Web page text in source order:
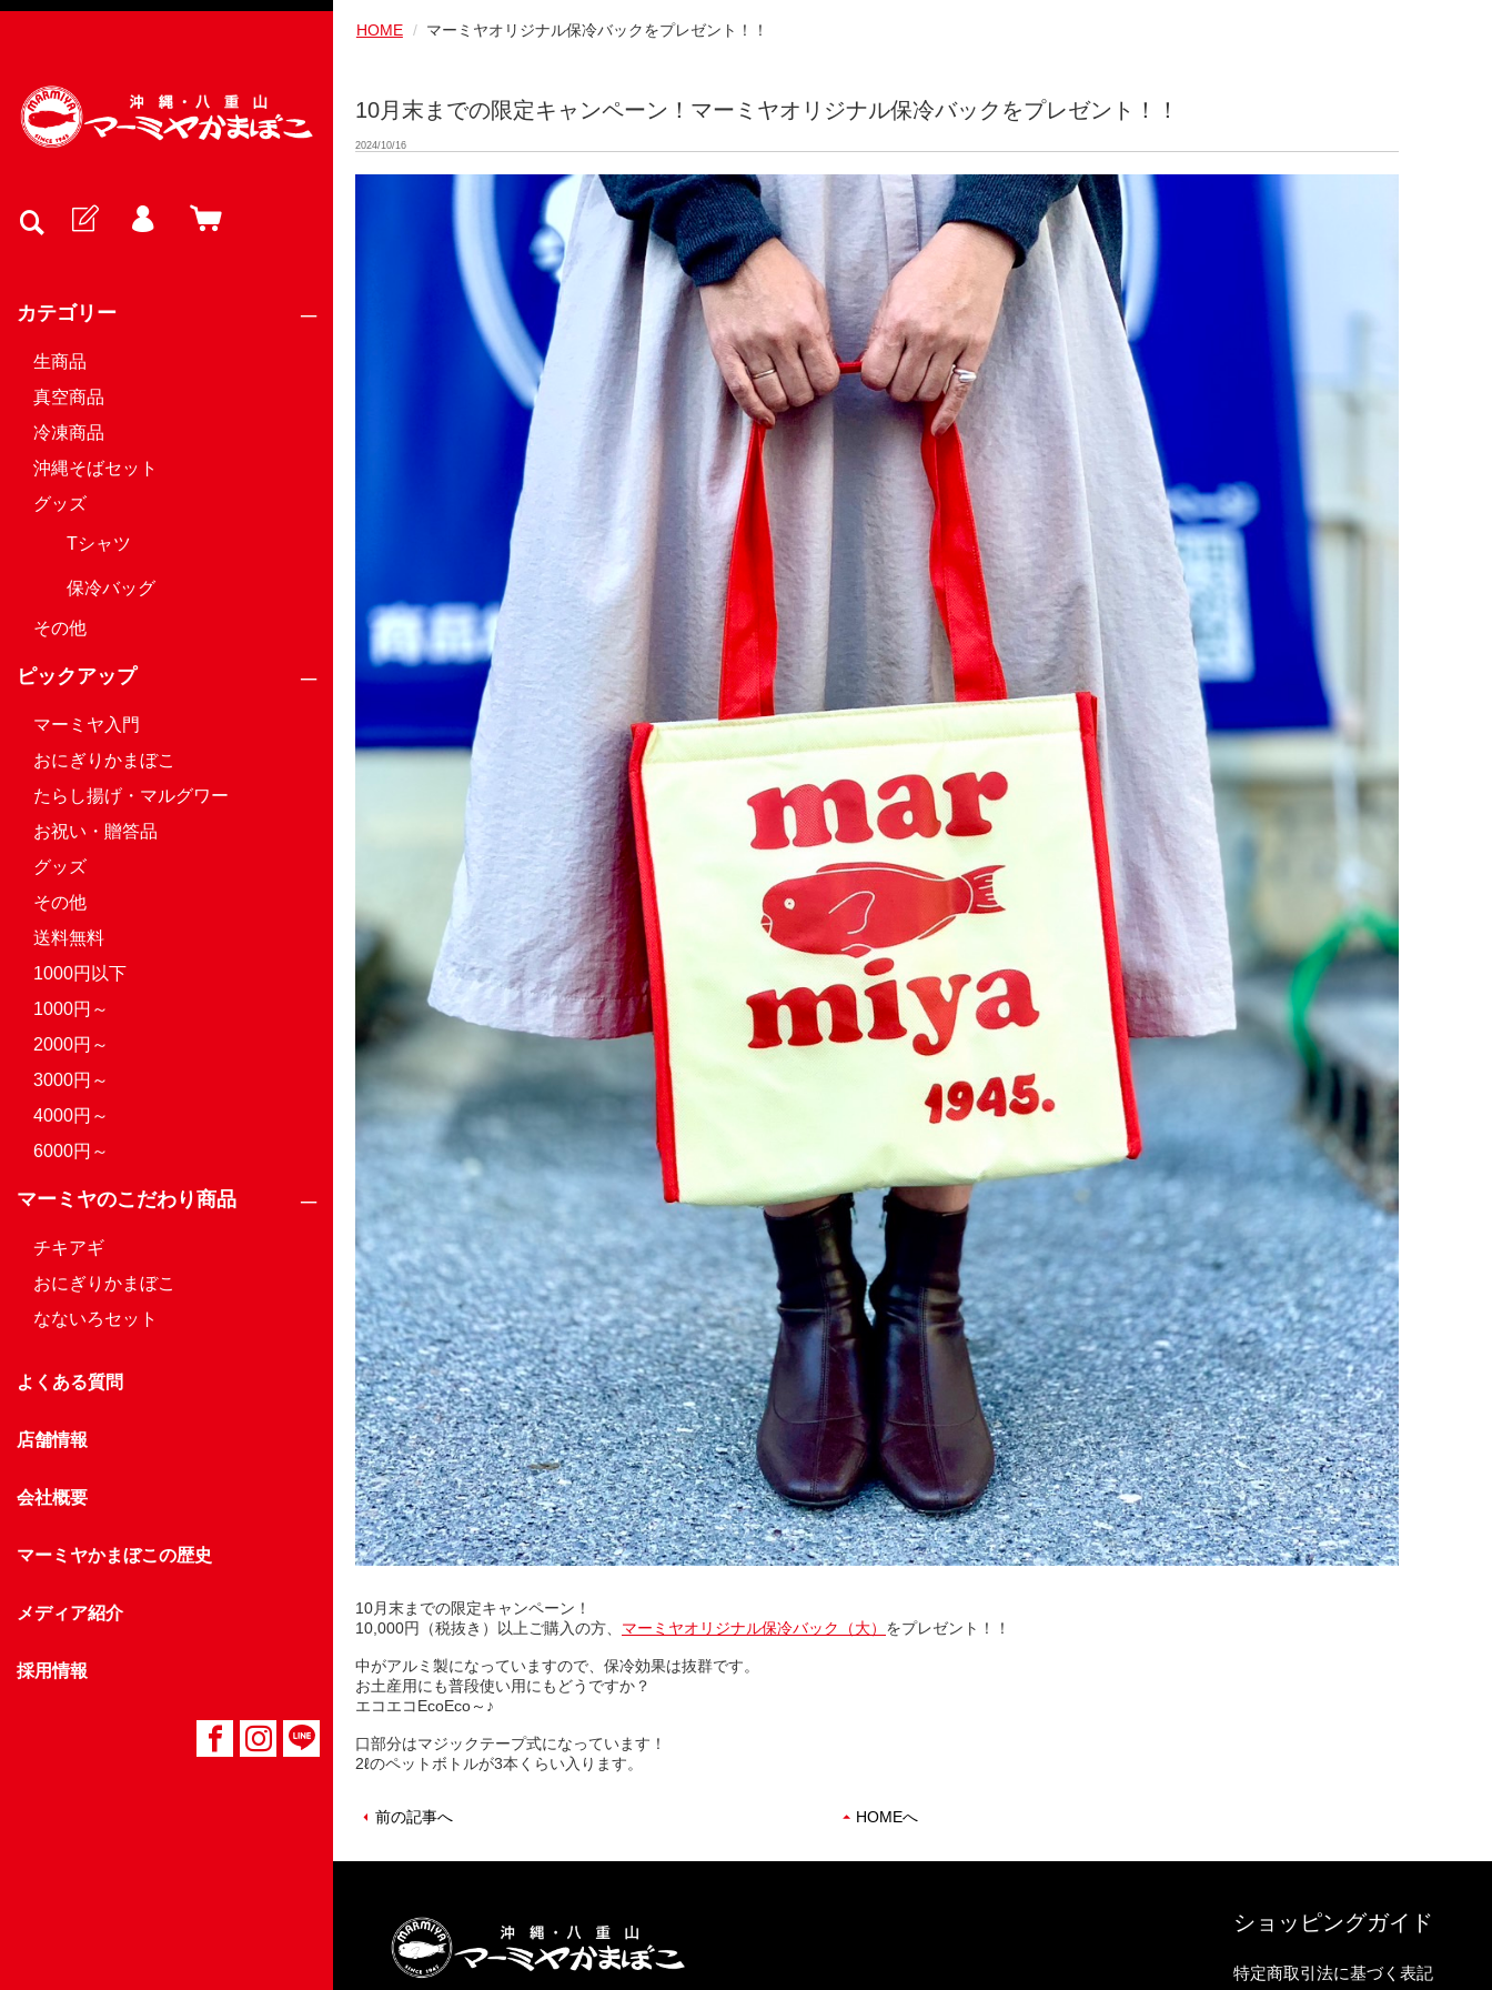
カテゴリー
生商品
真空商品
冷凍商品
沖縄そばセット
グッズ
Tシャツ
保冷バッグ
その他
ピックアップ
マーミヤ入門
おにぎりかまぼこ
たらし揚げ・マルグワー
お祝い・贈答品
グッズ
その他
送料無料
1000円以下
1000円～
2000円～
3000円～
4000円～
6000円～
マーミヤのこだわり商品
チキアギ
おにぎりかまぼこ
なないろセット
よくある質問
店舗情報
会社概要
マーミヤかまぼこの歴史
メディア紹介
採用情報
HOME マーミヤオリジナル保冷バックをプレゼント！！
10月末までの限定キャンペーン！マーミヤオリジナル保冷バックをプレゼント！！
2024/10/16
10月末までの限定キャンペーン！
10,000円（税抜き）以上ご購入の方、 マーミヤオリジナル保冷バック（大） をプレゼント！！
中がアルミ製になっていますので、保冷効果は抜群です。
お土産用にも普段使い用にもどうですか？
エコエコEcoEco～♪
口部分はマジックテープ式になっています！
2ℓのペットボトルが3本くらい入ります。
前の記事へ HOMEへ
ショッピングガイド
特定商取引法に基づく表記